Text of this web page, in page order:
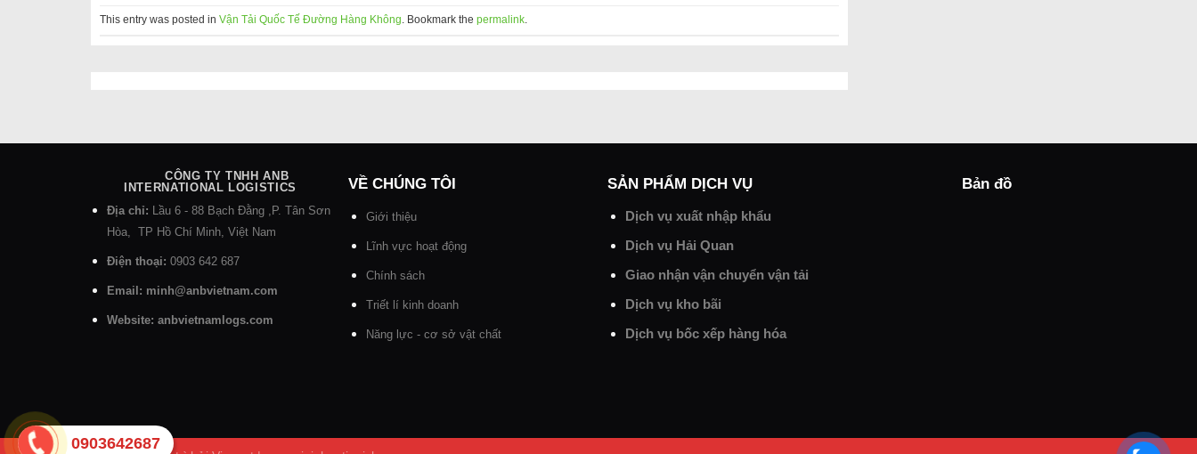
This entry was posted in Vận Tải Quốc Tế Đường Hàng Không. Bookmark the permalink.
CÔNG TY TNHH ANB
INTERNATIONAL LOGISTICS
Địa chỉ: Lầu 6 - 88 Bạch Đằng ,P. Tân Sơn
Hòa, TP Hồ Chí Minh, Việt Nam
Điện thoại: 0903 642 687
Email: minh@anbvietnam.com
Website:anbvietnamlogs.com
VỀ CHÚNG TÔI
Giới thiệu
Lĩnh vực hoạt động
Chính sách
Triết lí kinh doanh
Năng lực - cơ sở vật chất
SẢN PHẨM DỊCH VỤ
Dịch vụ xuất nhập khẩu
Dịchvụ Hải Quan
Giao nhận vận chuyển vận tải
Dịch vụ kho bãi
Dịch vụ bốc xếp hàng hóa
Bản đồ
0903642687